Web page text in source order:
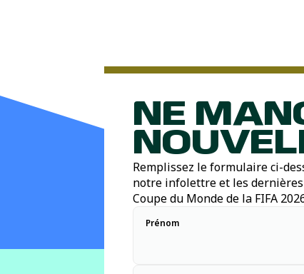
NE
Remplissez le formulaire ci-
notre infolettre et les
Coupe du Monde de la FIFA
Prénom